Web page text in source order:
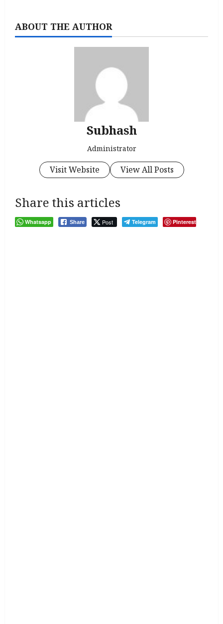
ABOUT THE AUTHOR
Subhash
Administrator
Visit Website View All Posts
Share this articles
Whatsapp Share Post Telegram Pinterest